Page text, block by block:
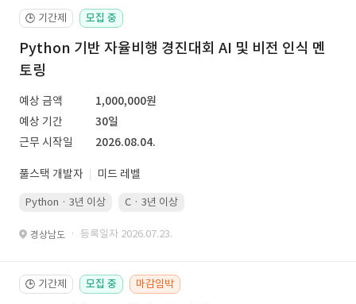
🕒 기간제 모집 중
Python 기반 자율비행 경진대회 AI 및 비전 인식 멘
토링
예상 금액
1,000,000원
예상 기간
30일
근무 시작일
2026.08.04.
풀스택 개발자 미드 레벨
Python · 3년 이상 C · 3년 이상
경상남도 · 등록일자 2026.07.23.
🕒 기간제 모집 중 마감임박